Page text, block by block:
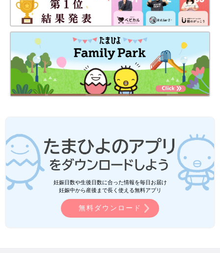
妊娠日数や生後日数に合った情報を毎日お届け
妊娠中から産後まで長く使える無料アプリ
無料ダウンロード